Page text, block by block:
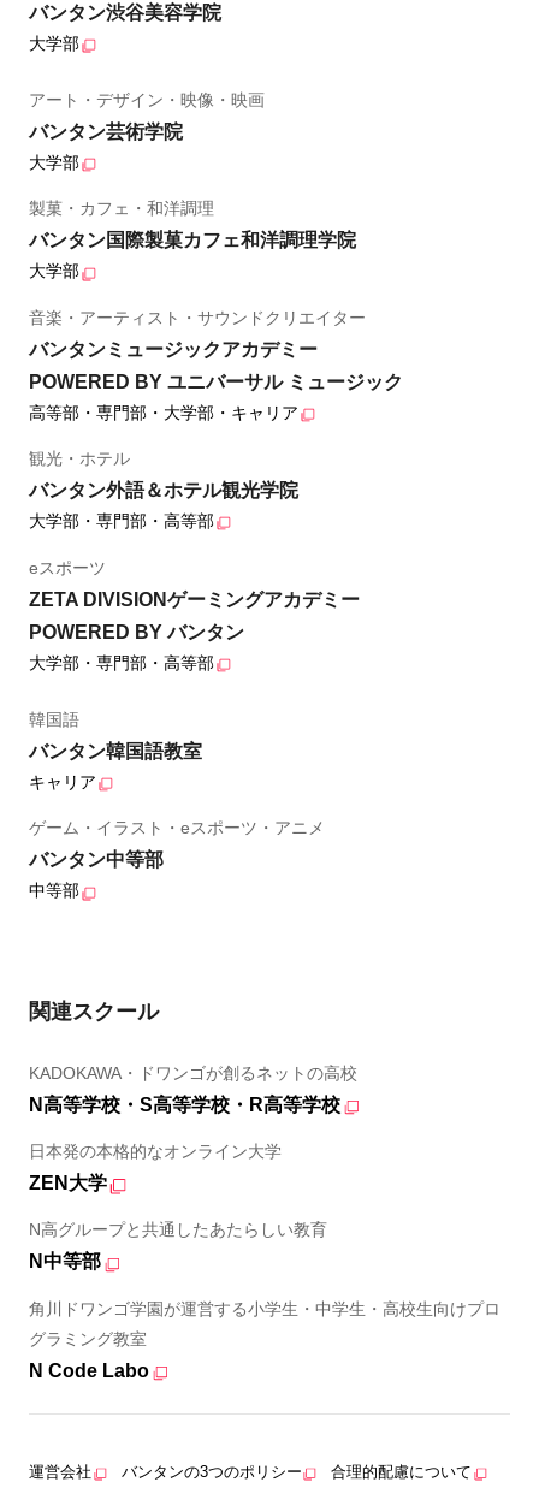
バンタン渋谷美容学院
大学部
アート・デザイン・映像・映画
バンタン芸術学院
大学部
製菓・カフェ・和洋調理
バンタン国際製菓カフェ和洋調理学院
大学部
音楽・アーティスト・サウンドクリエイター
バンタンミュージックアカデミー
POWERED BY ユニバーサル ミュージック
高等部・専門部・大学部・キャリア
観光・ホテル
バンタン外語＆ホテル観光学院
大学部・専門部・高等部
eスポーツ
ZETA DIVISIONゲーミングアカデミー
POWERED BY バンタン
大学部・専門部・高等部
韓国語
バンタン韓国語教室
キャリア
ゲーム・イラスト・eスポーツ・アニメ
バンタン中等部
中等部
関連スクール
KADOKAWA・ドワンゴが創るネットの高校
N高等学校・S高等学校・R高等学校
日本発の本格的なオンライン大学
ZEN大学
N高グループと共通したあたらしい教育
N中等部
角川ドワンゴ学園が運営する小学生・中学生・高校生向けプロ
グラミング教室
N Code Labo
運営会社 バンタンの3つのポリシー 合理的配慮について